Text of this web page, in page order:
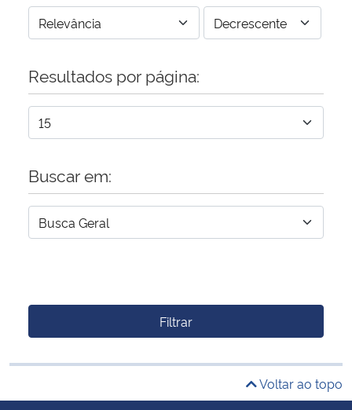
Resultados por página:
Buscar em:
Filtrar
Voltar ao topo